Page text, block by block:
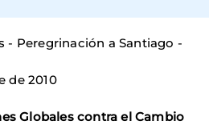
- Peregrinación a Santiago -
de 2010
Globales contra el Cambio